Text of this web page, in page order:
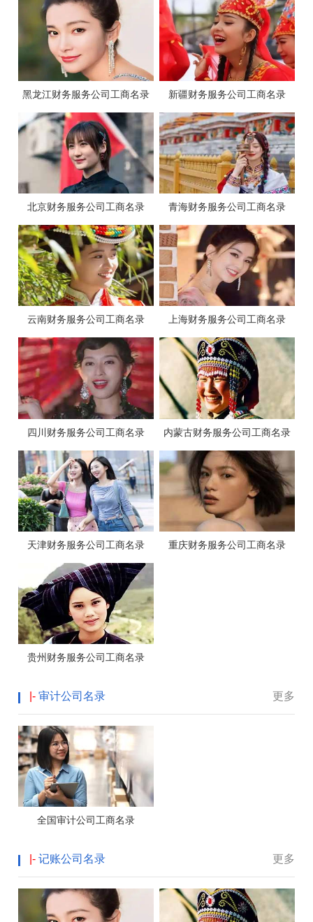
黑龙江财务服务公司工商名录 新疆财务服务公司工商名录
北京财务服务公司工商名录 青海财务服务公司工商名录
云南财务服务公司工商名录 上海财务服务公司工商名录
四川财务服务公司工商名录 内蒙古财务服务公司工商名录
天津财务服务公司工商名录 重庆财务服务公司工商名录
贵州财务服务公司工商名录
更多
|- 审计公司名录
全国审计公司工商名录
更多
|- 记账公司名录